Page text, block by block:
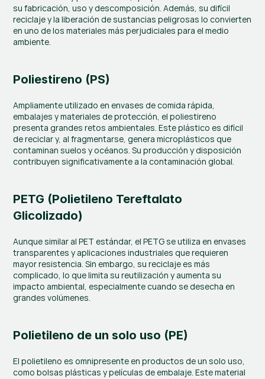
su fabricación, uso y descomposición. Además, su difícil
reciclaje y la liberación de sustancias peligrosas lo convierten
en uno de los materiales más perjudiciales para el medio
ambiente.
Poliestireno (PS)
Ampliamente utilizado en envases de comida rápida,
embalajes y materiales de protección, el poliestireno
presenta grandes retos ambientales. Este plástico es difícil
de reciclar y, al fragmentarse, genera microplásticos que
contaminan suelos y océanos. Su producción y disposición
contribuyen significativamente a la contaminación global.
PETG (Polietileno Tereftalato
Glicolizado)
Aunque similar al PET estándar, el PETG se utiliza en envases
transparentes y aplicaciones industriales que requieren
mayor resistencia. Sin embargo, su reciclaje es más
complicado, lo que limita su reutilización y aumenta su
impacto ambiental, especialmente cuando se desecha en
grandes volúmenes.
Polietileno de un solo uso (PE)
El polietileno es omnipresente en productos de un solo uso,
como bolsas plásticas y películas de embalaje. Este material